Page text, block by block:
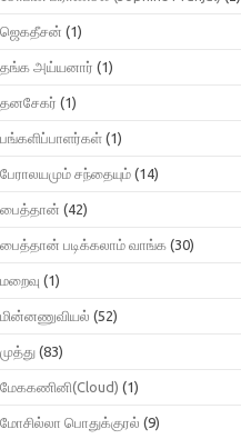
ஜெகதீசன் (1)
தங்க அய்யனார் (1)
தனசேகர் (1)
பங்களிப்பாளர்கள் (1)
பேராலயமும் சந்தையும் (14)
பைத்தான் (42)
பைத்தான் படிக்கலாம் வாங்க (30)
மறைவு (1)
மின்னணுவியல் (52)
முத்து (83)
மேககணினி(Cloud) (1)
மோசில்லா பொதுக்குரல் (9)